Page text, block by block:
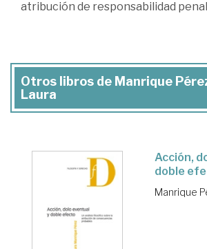
atribución de responsabilidad
Otros libros de Manrique
Laura
Acción,
doble
Manrique